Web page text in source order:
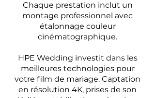
Chaque prestation inclut un
montage professionnel avec
étalonnage couleur
cinématographique.
HPE Wedding investit dans les
meilleures technologies pour
votre film de mariage. Captation
en résolution 4K, prises de son